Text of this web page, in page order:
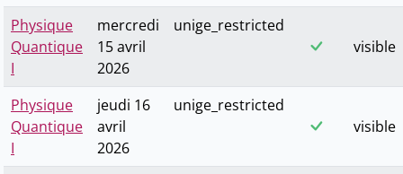
Physique
Quantique
I
mercredi
15 avril
2026
unige_restricted
visible
Physique
Quantique
I
jeudi 16
avril
2026
unige_restricted
visible